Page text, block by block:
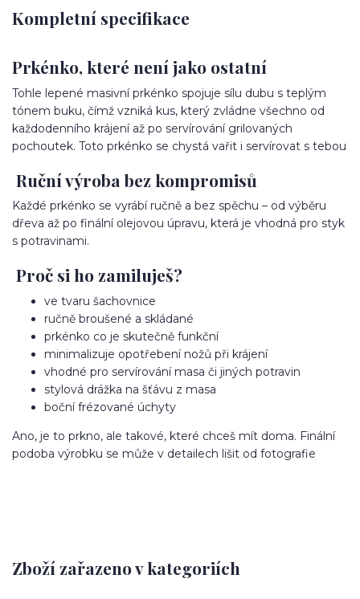
Kompletní specifikace
Prkénko, které není jako ostatní
Tohle lepené masivní prkénko spojuje sílu dubu s teplým
tónem buku, čímž vzniká kus, který zvládne všechno od
každodenního krájení až po servírování grilovaných
pochoutek. Toto prkénko se chystá vařit i servírovat s tebou
Ruční výroba bez kompromisů
Každé prkénko se vyrábí ručně a bez spěchu – od výběru
dřeva až po finální olejovou úpravu, která je vhodná pro styk
s potravinami.
Proč si ho zamiluješ?
ve tvaru šachovnice
ručně broušené a skládané
prkénko co je skutečně funkční
minimalizuje opotřebení nožů při krájení
vhodné pro servírování masa či jiných potravin
stylová drážka na šťávu z masa
boční frézované úchyty
Ano, je to prkno, ale takové, které chceš mít doma. Finální
podoba výrobku se může v detailech lišit od fotografie
Zboží zařazeno v kategoriích